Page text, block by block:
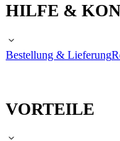
HILFE &
Bestellung & Lieferung
VORTEILE